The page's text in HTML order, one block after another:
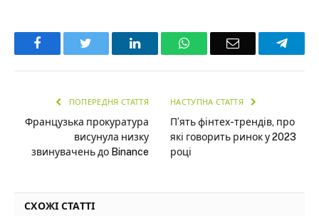
Facebook LinkedInWhatsAppEmail
ПОПЕРЕДНЯ СТАТТЯ
Французька прокуратура
висунула низку
звинувачень до Binance
НАСТУПНА СТАТТЯ
П’ять фінтех-трендів, про
які говорить ринок у 2023
році
СХОЖІ СТАТТІ